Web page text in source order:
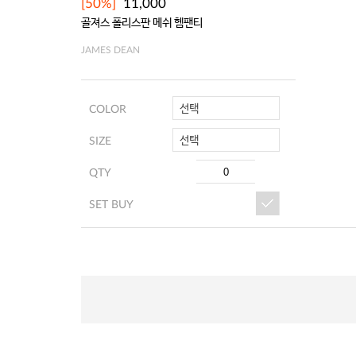
[50%] 11,000
골져스 폴리스판 메쉬 헴팬티
JAMES DEAN
COLOR 선택
SIZE 선택
QTY
SET BUY